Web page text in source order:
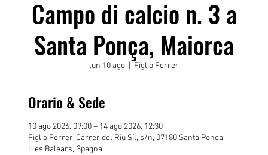
Campo di calcio n. 3 a
Santa Ponça, Maiorca
lun 10 ago Figlio Ferrer
Orario & Sede
10 ago 2026, 09:00 – 14 ago 2026, 12:30
Figlio Ferrer, Carrer del Riu Síl, s/n, 07180 Santa Ponça,
Illes Balears, Spagna